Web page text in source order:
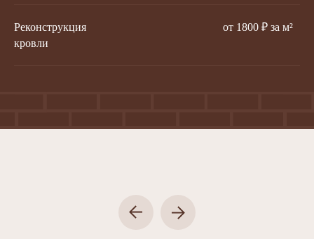
Реконструкция
кровли
от 1800 ₽ за м²